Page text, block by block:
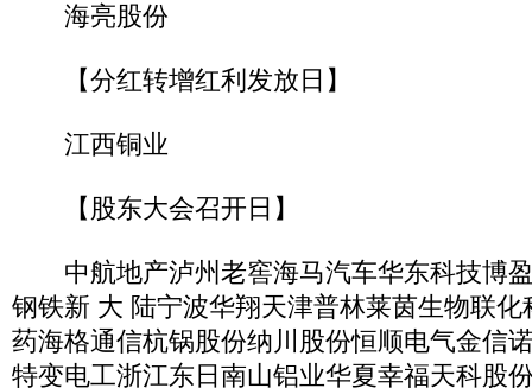
海亮股份
【分红转增红利发放日】
江西铜业
【股东大会召开日】
中航地产泸州老窖海马汽车华东科技博
钢铁新 大 陆宁波华翔天津普林莱茵生物联
药海格通信杭锅股份纳川股份恒顺电气金信
特变电工浙江东日南山铝业华夏幸福天科股